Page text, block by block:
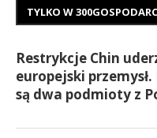
TYLKO W
Restrykcje Chin
europejski
są dwa podmioty z